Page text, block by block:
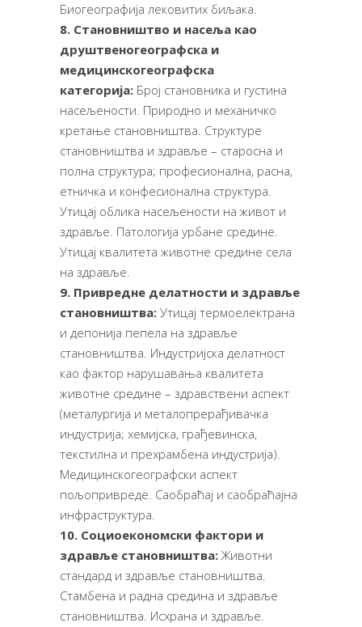
Биогеографија лековитих биљака.
8. Становништво и насеља као
друштвеногеографска и
медицинскогеографска
категорија: Број становника и густина
насељености. Природно и механичко
кретање становништва. Структуре
становништва и здравље – старосна и
полна структура; професионална, расна,
етничка и конфесионална структура.
Утицај облика насељености на живот и
здравље. Патологија урбане средине.
Утицај квалитетa животне средине села
на здравље.
9. Привредне делатности и здравље
становништва: Утицај термоелектрана
и депонија пепела на здравље
становништва. Индустријска делатност
као фактор нарушавања квалитета
животне средине – здравствени аспект
(металургија и металопрерађивачка
индустрија; хемијска, грађевинска,
текстилна и прехрамбена индустрија).
Медицинскогеографски аспект
пољопривреде. Саобраћај и саобраћајна
инфраструктура.
10. Социоекономски фактори и
здравље становништва: Животни
стандард и здравље становништва.
Стамбена и радна средина и здравље
становништва. Исхрана и здравље.